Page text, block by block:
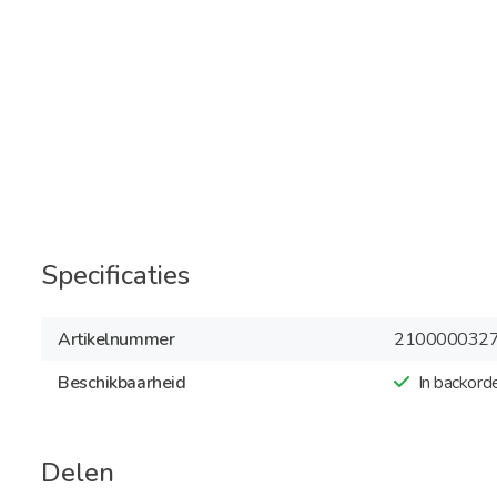
Specificaties
Artikelnummer
Beschikbaarheid
In
Delen